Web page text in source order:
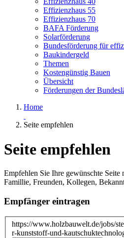
Effizienzhaus 55
Effizienzhaus 70
BAFA Förderung
Solarförderung
Bundesförderung für
Baukindergeld
Themen
Kostengünstig Bauen
Übersicht
Förderungen der
Home
Seite empfehlen
Seite empfehlen
Empfehlen Sie Ihre gewünschte Seite
Famillie, Freunden, Kollegen,
Empfänger eintragen
https://www.holzbauwelt.de/jobs/
r-kunststoff-und-